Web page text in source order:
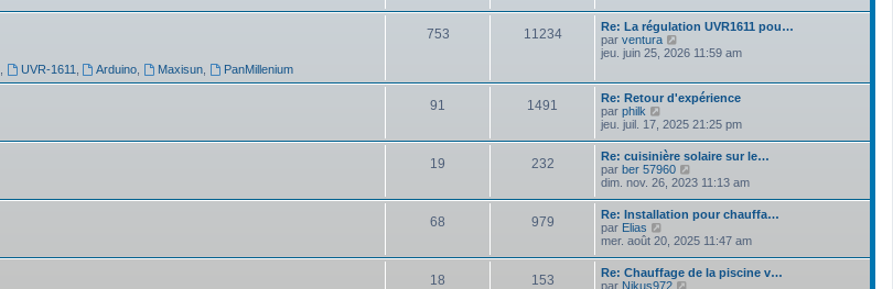
a
g
r
m
e
s
s
g
e
r
n
e
m
e
s
s
a
g
e
l
e
d
e
n
i
r
m
e
s
s
a
g
e
UVR-1611 Arduino Maxisun PanMillenium
753 11234
Re: La régulation UVR1611 pou…
par ventura
o
e
d
e
r
n
i
e
r
m
e
s
s
a
g
jeu. juin 25, 2026 11:59 am
91 1491
Re: Retour d'expérience
par philk
o
r
l
e
d
e
r
i
e
r
m
jeu. juil. 17, 2025 21:25 pm
19 232
Re: cuisinière solaire sur le…
par ber 57960
o
l
e
d
e
r
dim. nov. 26, 2023 11:13 am
68 979
Re: Installation pour chauffa…
par Elias
o
r
l
mer. août 20, 2025 11:47 am
18 153
Re: Chauffage de la piscine v…
par Nikus972